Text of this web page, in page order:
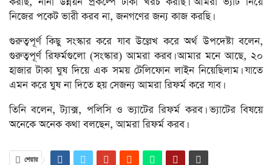
নিজের পকেট ভারী করব না, জনগণের জন্য কাজ করছি।
গুরুত্বপূর্ণ কিছু সংস্কার করে যাব উল্লেখ করে অর্থ উপদেষ্টা বলেন,
গুরুত্বপূর্ণ রিফর্মগুলো (সংস্কার) আমরা করব। আমার মনে আছে, ২০
হাজার টাকা ঘুষ দিয়ে এক সময় টেলিফোন লাইন নিয়েছিলাম। যাতে
এমন করে ঘুষ না দিতে হয় সেজন্য আমরা রিফর্ম করে যাব।
তিনি বলেন, ট্যাক্স, পলিসি ও ভ্যাটের রিফর্ম করব। ভ্যাটের বিষয়ে
অনেকে অনেক কথা বলছেন, আমরা রিফর্ম করব।
শেয়ার